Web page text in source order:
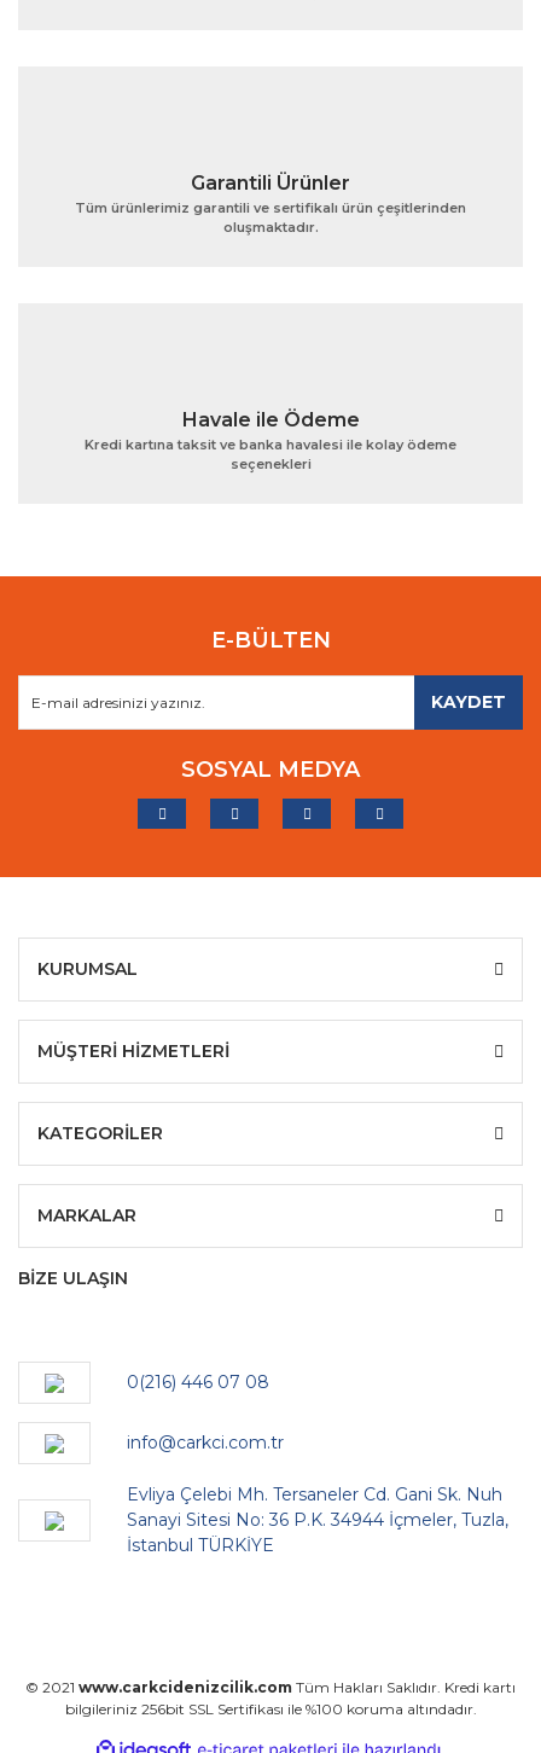
Gönder
Garantili Ürünler
Tüm ürünlerimiz garantili ve sertifikalı ürün çeşitlerinden
oluşmaktadır.
Havale ile Ödeme
Kredi kartına taksit ve banka havalesi ile kolay ödeme
seçenekleri
E-BÜLTEN
KAYDET
SOSYAL MEDYA
KURUMSAL
MÜŞTERİ HİZMETLERİ
KATEGORİLER
MARKALAR
BİZE ULAŞIN
0(216) 446 07 08
info@carkci.com.tr
Evliya Çelebi Mh. Tersaneler Cd. Gani Sk. Nuh
Sanayi Sitesi No: 36 P.K. 34944 İçmeler, Tuzla,
İstanbul TÜRKİYE
© 2021 www.carkcidenizcilik.com Tüm Hakları Saklıdır. Kredi kartı
bilgileriniz 256bit SSL Sertifikası ile %100 koruma altındadır.